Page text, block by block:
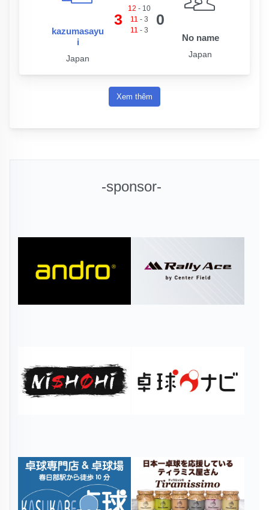
kazumasayu
i
Japan
3
12 - 10
11 - 3
11 - 3
0
No name
Japan
Xem thêm
-sponsor-